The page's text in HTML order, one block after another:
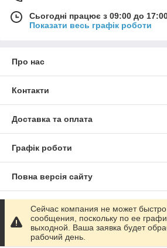
Сьогодні працює з 09:00 до
Показати весь графік роботи
Про нас
Контакти
Доставка та оплата
Графік роботи
Повна версія сайту
Сайт створено на маркетплейсі
Політика конфіденційності
Сейчас компания не может
сообщения, поскольку по ее
выходной. Ваша заявка будет
рабочий день.